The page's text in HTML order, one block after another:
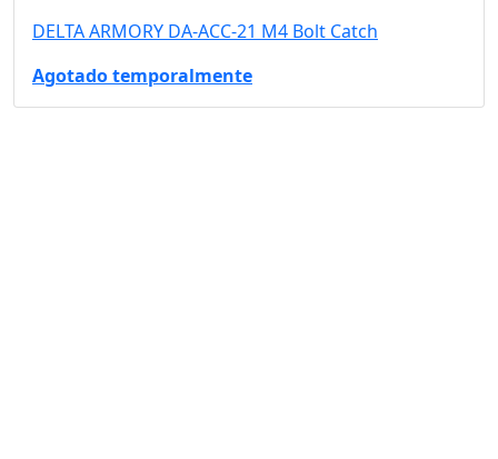
DELTA ARMORY DA-ACC-21 M4 Bolt Catch
Agotado temporalmente